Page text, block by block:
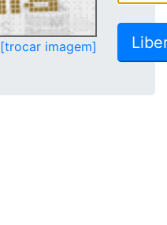
[trocar imagem]